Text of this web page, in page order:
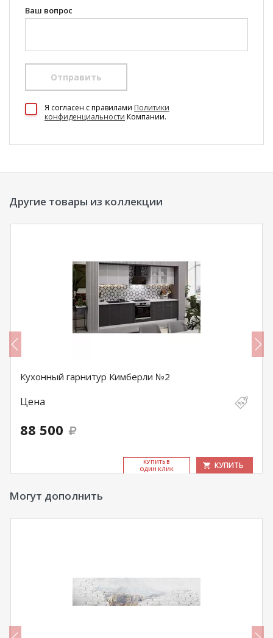
Ваш вопрос
Отправить
Я согласен c правилами Политики
конфиденциальности Компании.
Другие товары из коллекции
Кухонный гарнитур Кимберли №2
Цена
88 500
КУ­ПИТЬ В
ОДИН КЛИК
КУПИТЬ
Могут дополнить